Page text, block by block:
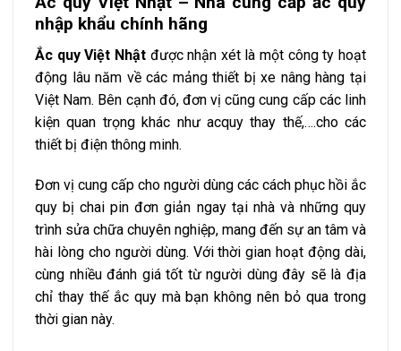
nhập khẩu chính hãng
Ắc quy Việt Nhậtđược nhận xét là một công ty hoạt
động lâu năm về các mảng thiết bị xe nâng hàng tại
Việt Nam. Bên cạnh đó, đơn vị cũng cung cấp các linh
kiện quan trọng khác như acquy thay thế,….cho các
thiết bị điện thông minh.
Đơn vị cung cấp cho người dùng các cách phục hồi ắc
quy bị chai pin đơn giản ngay tại nhà và những quy
trình sửa chữa chuyên nghiệp, mang đến sự an tâm và
hài lòng cho người dùng. Với thời gian hoạt động dài,
cùng nhiều đánh giá tốt từ người dùng đây sẽ là địa
chỉ thay thế ắc quy mà bạn không nên bỏ qua trong
thời gian này.